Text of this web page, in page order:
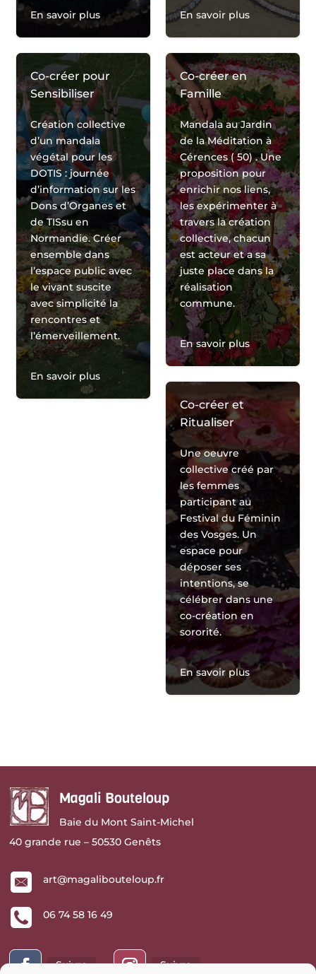
En savoir plus En savoir plus
Co-créer pour
Sensibiliser
Création collective
d’un mandala
végétal pour les
DOTIS : journée
d’information sur les
Dons d’Organes et
de TISsu en
Normandie. Créer
ensemble dans
l’espace public avec
le vivant suscite
avec simplicité la
rencontres et
l’émerveillement.
En savoir plus
Co-créer en
Famille
Mandala au Jardin
de la Méditation à
Cérences ( 50) . Une
proposition pour
enrichir nos liens,
les expérimenter à
travers la création
collective, chacun
est acteur et a sa
juste place dans la
réalisation
commune.
En savoir plus
Co-créer et
Ritualiser
Une oeuvre
collective créé par
les femmes
participant au
Festival du Féminin
des Vosges. Un
espace pour
déposer ses
intentions, se
célébrer dans une
co-création en
sororité.
En savoir plus
Magali Bouteloup
Baie du Mont Saint-Michel
40 grande rue – 50530 Genêts
art@magalibouteloup.fr
06 74 58 16 49
Suivre Suivre